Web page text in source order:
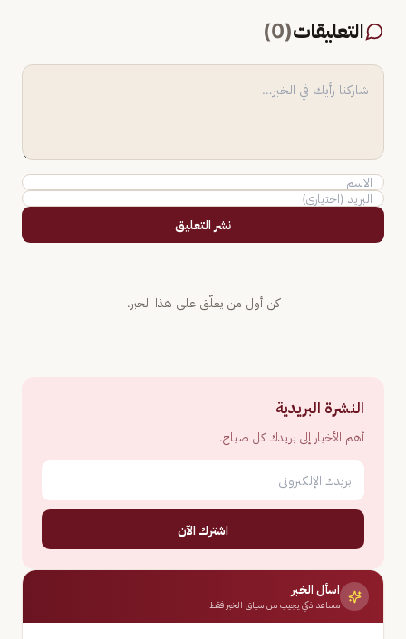
التعليقات(
0
)
نشر التعليق
كن أول من يعلّق على هذا الخبر.
النشرة البريدية
أهم الأخبار إلى بريدك كل صباح.
اشترك الآن
اسأل الخبر
مساعد ذكي يجيب من سياق الخبر فقط